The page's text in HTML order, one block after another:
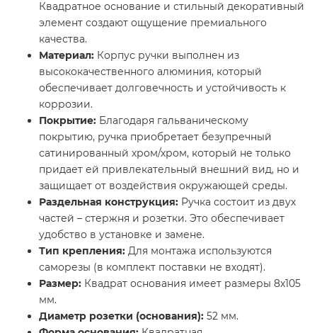
Квадратное основание и стильный декоративный
элемент создают ощущение премиального
качества.
Материал: Корпус ручки выполнен из
высококачественного алюминия, который
обеспечивает долговечность и устойчивость к
коррозии.
Покрытие: Благодаря гальваническому
покрытию, ручка приобретает безупречный
сатинированный хром/хром, который не только
придает ей привлекательный внешний вид, но и
защищает от воздействия окружающей среды.
Раздельная конструкция: Ручка состоит из двух
частей – стержня и розетки. Это обеспечивает
удобство в установке и замене.
Тип крепления: Для монтажа используются
саморезы (в комплект поставки не входят).
Размер: Квадрат основания имеет размеры 8x105
мм.
Диаметр розетки (основания): 52 мм.